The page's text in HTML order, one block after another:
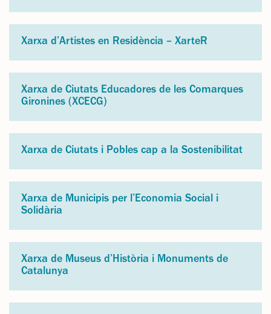
Xarxa d’Artistes en Residència – XarteR
Xarxa de Ciutats Educadores de les Comarques
Gironines (XCECG)
Xarxa de Ciutats i Pobles cap a la Sostenibilitat
Xarxa de Municipis per l’Economia Social i
Solidària
Xarxa de Museus d’Història i Monuments de
Catalunya